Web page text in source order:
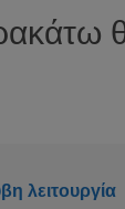
θα
λειτουργία